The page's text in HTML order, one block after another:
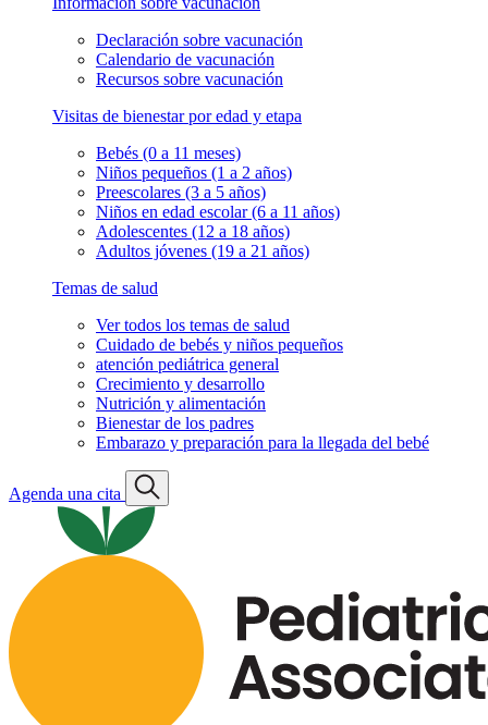
Declaración sobre vacunación
Calendario de vacunación
Recursos sobre vacunación
Visitas de bienestar por edad y etapa
Bebés (0 a 11 meses)
Niños pequeños (1 a 2 años)
Preescolares (3 a 5 años)
Niños en edad escolar (6 a 11 años)
Adolescentes (12 a 18 años)
Adultos jóvenes (19 a 21 años)
Temas de salud
Ver todos los temas de salud
Cuidado de bebés y niños pequeños
atención pediátrica general
Crecimiento y desarrollo
Nutrición y alimentación
Bienestar de los padres
Embarazo y preparación para la llegada del bebé
Agenda una cita